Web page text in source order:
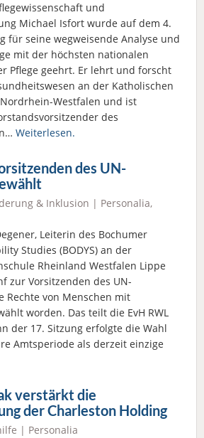
und
Michael Isfort wurde auf dem 4.
für seine wegweisende Analyse und
mit der höchsten nationalen
Pflege geehrt. Er lehrt und forscht
an der Katholischen
Westfalen und ist
des
Weiterlesen.
des UN-
& Inklusion | Personalia,
Leiterin des Bochumer
Studies (BODYS) an der
Rheinland Westfalen Lippe
zur Vorsitzenden des UN-
Rechte von Menschen mit
worden. Das teilt die EvH RWL
der 17. Sitzung erfolgte die Wahl
Amtsperiode als derzeit einzige
verstärkt die
der Charleston Holding
| Personalia